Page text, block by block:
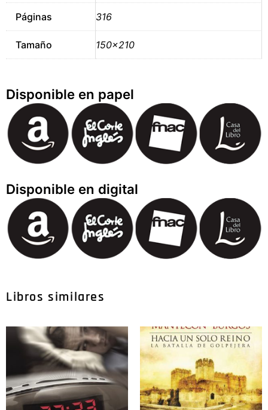
Páginas 316
Tamaño 150×210
Disponible en papel
Disponible en digital
Libros similares